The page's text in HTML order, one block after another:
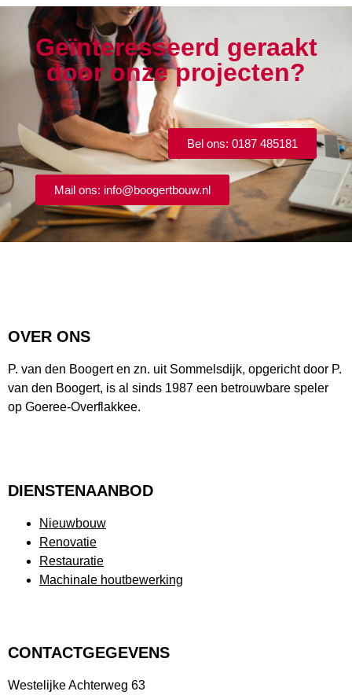
Geïnteresseerd geraakt
door onze projecten?
Bel ons: 0187 485181
Mail ons: info@boogertbouw.nl
OVER ONS
P. van den Boogert en zn. uit Sommelsdijk, opgericht door P.
van den Boogert, is al sinds 1987 een betrouwbare speler
op Goeree-Overflakkee.
DIENSTENAANBOD
Nieuwbouw
Renovatie
Restauratie
Machinale houtbewerking
CONTACTGEGEVENS
Westelijke Achterweg 63